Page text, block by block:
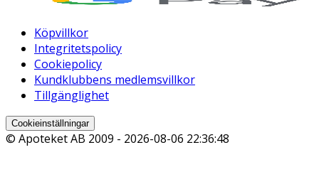
Köpvillkor
Integritetspolicy
Cookiepolicy
Kundklubbens medlemsvillkor
Tillgänglighet
Cookieinställningar
© Apoteket AB 2009 - 2026-08-06 22:36:48